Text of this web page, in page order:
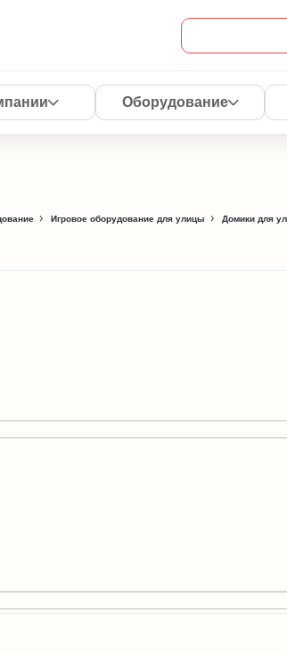
Оборудование
Игровое оборудование для улицы Домики для